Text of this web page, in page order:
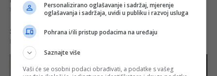
Personalizirano oglašavanje i sadržaj, mjerenje
oglašavanja i sadržaja, uvidi u publiku i razvoj usluga
Pohrana i/ili pristup podacima na uređaju
Saznajte više
Vaši će se osobni podaci obrađivati, a podatke s vašeg